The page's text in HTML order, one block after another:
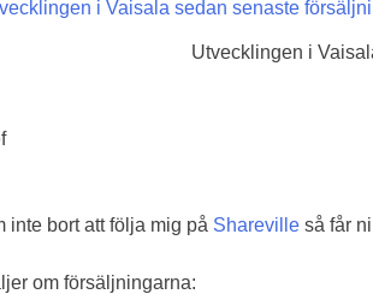
Utvecklingen i
inte bort att följa mig på Shareville så får
om försäljningarna: